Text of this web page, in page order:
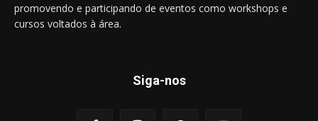
promovendo e participando de eventos como workshops e
cursos voltados à área.
Siga-nos